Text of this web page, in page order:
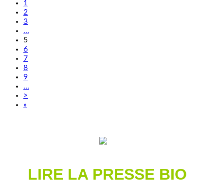
1
2
3
...
5
6
7
8
9
...
>
»
LIRE LA PRESSE BIO